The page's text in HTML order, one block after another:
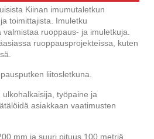
Kiinan imumutaletkun
toimittajista. Imuletku
ruoppaus- ja imuletkuja.
ruoppausprojekteissa, kuten
liitosletkuna.
työpaine ja
asiakkaan vaatimusten
mm ja suuri pituus 100 metriä.